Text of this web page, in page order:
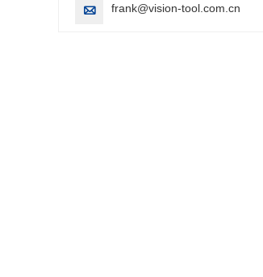
 frank@vision-tool.com.cn